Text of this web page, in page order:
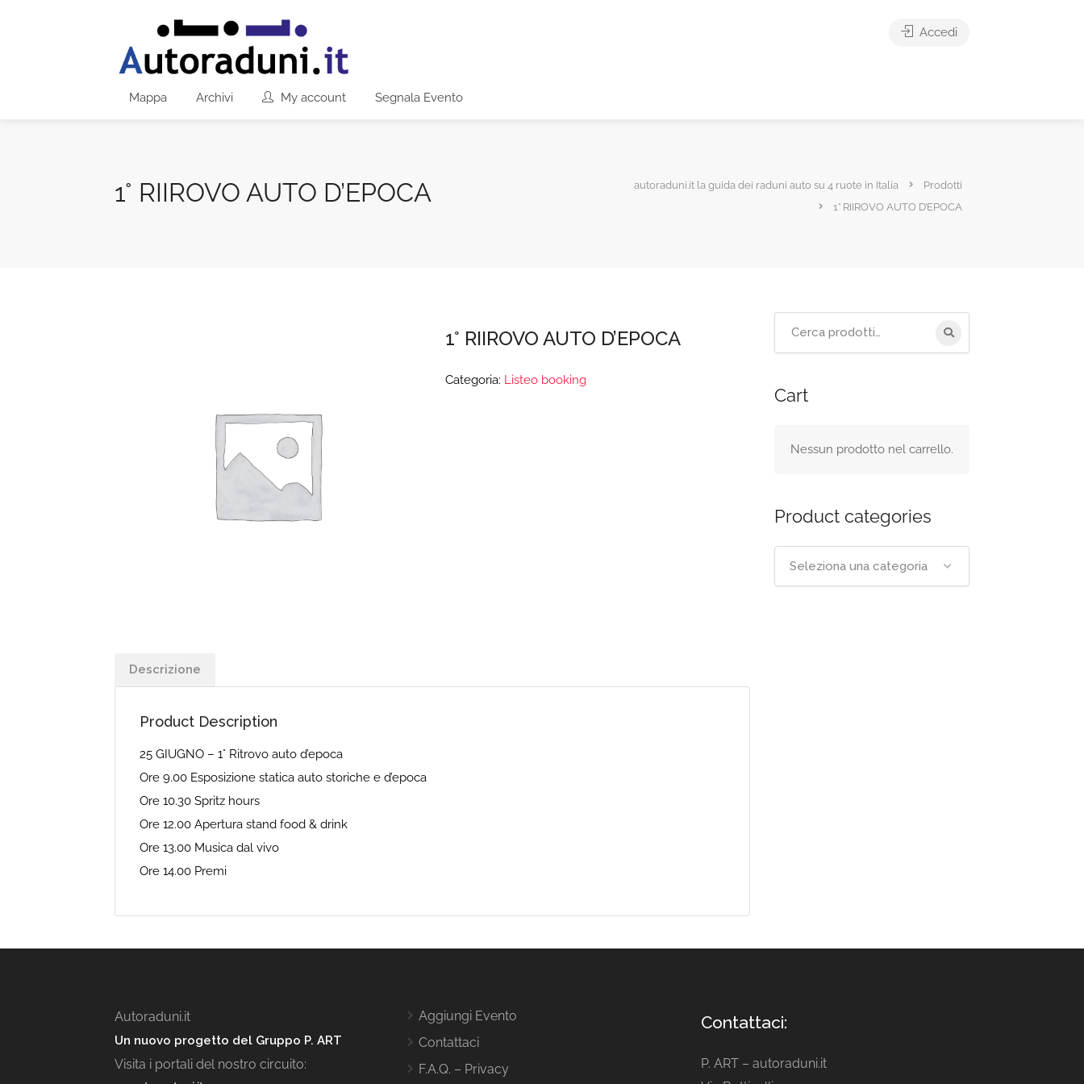
Mappa Archivi My account Segnala Evento
Accedi
1° RIIROVO AUTO D’EPOCA autoraduni.it la guida dei raduni auto su 4 ruote in Italia
Prodotti
1° RIIROVO AUTO D’EPOCA
1° RIIROVO AUTO D’EPOCA
Categoria: Listeo booking
Descrizione
Product Description
25 GIUGNO – 1° Ritrovo auto d’epoca
Ore 9.00 Esposizione statica auto storiche e d’epoca
Ore 10.30 Spritz hours
Ore 12.00 Apertura stand food & drink
Ore 13.00 Musica dal vivo
Ore 14.00 Premi
Cart
Nessun prodotto nel carrello.
Product categories
Seleziona una categoria
Autoraduni.it
Un nuovo progetto del Gruppo P. ART
Visita i portali del nostro circuito:
Aggiungi Evento
Contattaci
F.A.Q. – Privacy
Contattaci:
P. ART – autoraduni.it